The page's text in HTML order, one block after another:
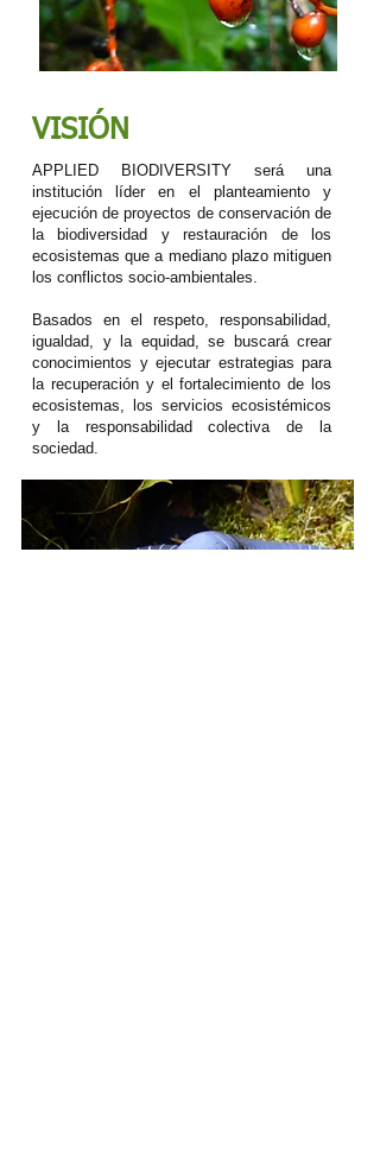
APPLIED BIODIVERSITY será una
institución líder en el planteamiento y
ejecución de proyectos de conservación de
la biodiversidad y restauración de los
ecosistemas que a mediano plazo mitiguen
los conflictos socio-ambientales.
Basados en el respeto, responsabilidad,
igualdad, y la equidad, se buscará crear
conocimientos y ejecutar estrategias para
la recuperación y el fortalecimiento de los
ecosistemas, los servicios ecosistémicos
y la responsabilidad colectiva de la
sociedad.
VISIÓN